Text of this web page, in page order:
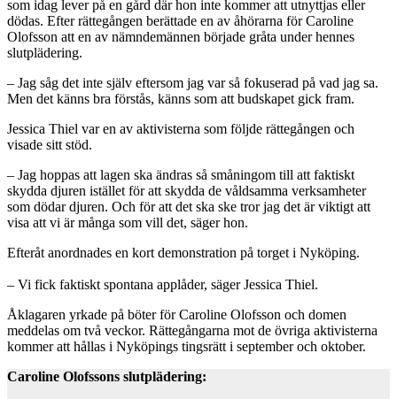
som idag lever på en gård där hon inte kommer att utnyttjas eller
dödas. Efter rättegången berättade en av åhörarna för Caroline
Olofsson att en av nämndemännen började gråta under hennes
slutplädering.
– Jag såg det inte själv eftersom jag var så fokuserad på vad jag sa.
Men det känns bra förstås, känns som att budskapet gick fram.
Jessica Thiel var en av aktivisterna som följde rättegången och
visade sitt stöd.
– Jag hoppas att lagen ska ändras så småningom till att faktiskt
skydda djuren istället för att skydda de våldsamma verksamheter
som dödar djuren. Och för att det ska ske tror jag det är viktigt att
visa att vi är många som vill det, säger hon.
Efteråt anordnades en kort demonstration på torget i Nyköping.
– Vi fick faktiskt spontana applåder, säger Jessica Thiel.
Åklagaren yrkade på böter för Caroline Olofsson och domen
meddelas om två veckor. Rättegångarna mot de övriga aktivisterna
kommer att hållas i Nyköpings tingsrätt i september och oktober.
Caroline Olofssons slutplädering: